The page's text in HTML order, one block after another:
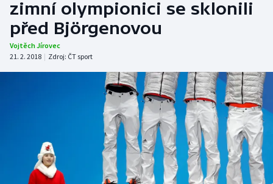
Tenis
Atletika
Americký fotbal
Baseball a softbal
NEPŘEHLÉDNĚTE
Soutěže
zimní olympionici se sklonili
před Björgenovou
Vojtěch Jírovec
21. 2. 2018 | Zdroj: ČT sport